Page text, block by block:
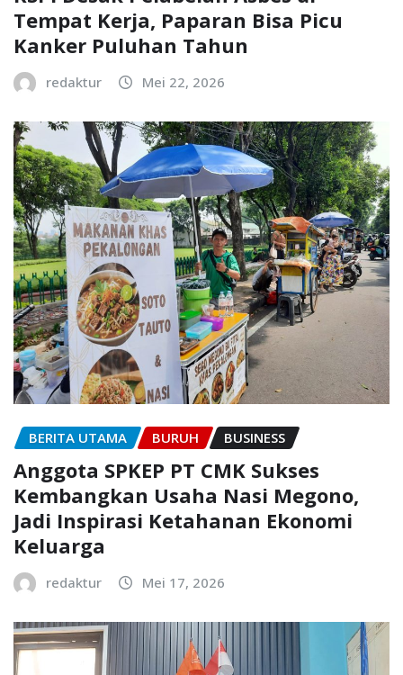
Tempat Kerja, Paparan Bisa Picu
Kanker Puluhan Tahun
redaktur Mei 22, 2026
BERITA UTAMA BURUH BUSINESS
Anggota SPKEP PT CMK Sukses
Kembangkan Usaha Nasi Megono,
Jadi Inspirasi Ketahanan Ekonomi
Keluarga
redaktur Mei 17, 2026